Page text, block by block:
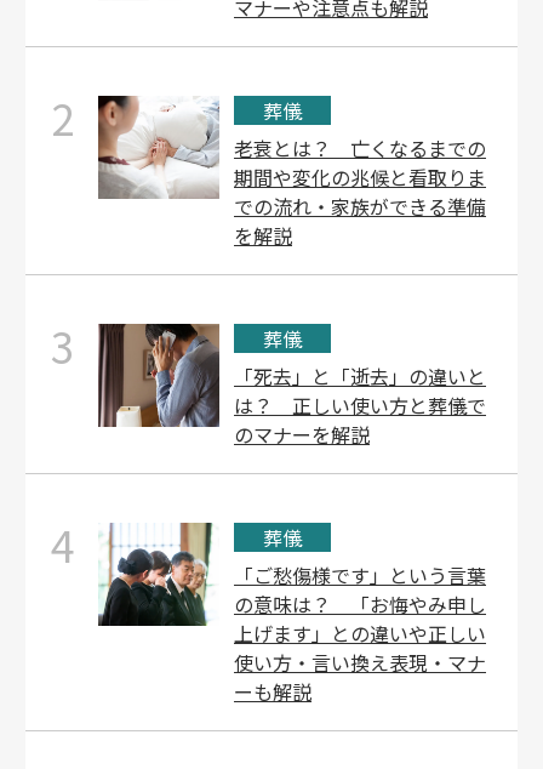
マナーや注意点も解説
2
葬儀
老衰とは？ 亡くなるまでの
期間や変化の兆候と看取りま
での流れ・家族ができる準備
を解説
3
葬儀
「死去」と「逝去」の違いと
は？ 正しい使い方と葬儀で
のマナーを解説
4
葬儀
「ご愁傷様です」という言葉
の意味は？ 「お悔やみ申し
上げます」との違いや正しい
使い方・言い換え表現・マナ
ーも解説